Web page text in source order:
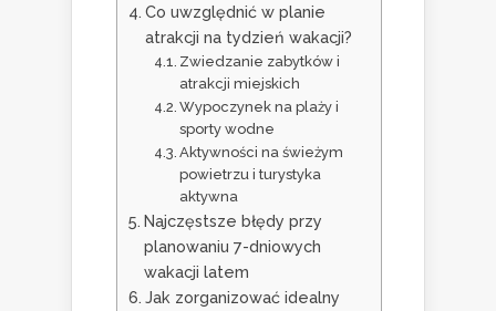
Co uwzględnić w planie
atrakcji na tydzień wakacji?
Zwiedzanie zabytków i
atrakcji miejskich
Wypoczynek na plaży i
sporty wodne
Aktywności na świeżym
powietrzu i turystyka
aktywna
Najczęstsze błędy przy
planowaniu 7-dniowych
wakacji latem
Jak zorganizować idealny